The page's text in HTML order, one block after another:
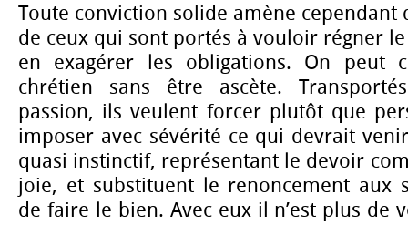
Toute conviction solide amène cependant
de ceux qui sont portés à vouloir régner
en exagérer les obligations. On peut
chrétien sans être ascète.
passion, ils veulent forcer plutôt que
imposer avec sévérité ce qui devrait
quasi instinctif, représentant le devoir
joie, et substituent le renoncement aux
de faire le bien. Avec eux il n’est plus de